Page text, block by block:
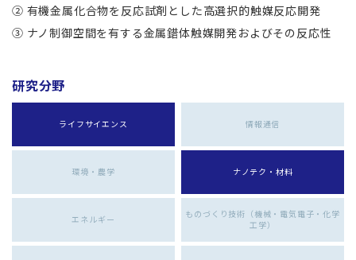
② 有機金属化合物を反応試剤とした高選択的触媒反応開発
③ ナノ制御空間を有する金属錯体触媒開発およびその反応性
研究分野
ライフサイエンス 情報通信
環境・農学 ナノテク・材料
エネルギー
ものづくり技術（機械・電気電子・化学
工学）